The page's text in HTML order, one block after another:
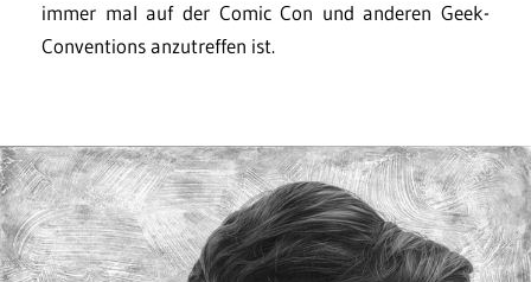
immer mal auf der Comic Con und anderen Geek-
Conventions anzutreffen ist.